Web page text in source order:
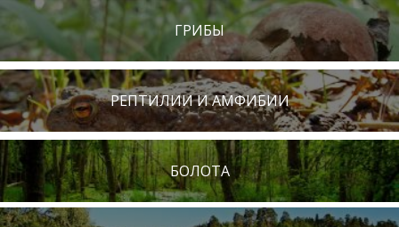
ГРИБЫ
РЕПТИЛИИ И АМФИБИИ
БОЛОТА